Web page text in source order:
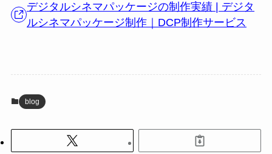
デジタルシネマパッケージの制作実績 | デジタ
ルシネマパッケージ制作｜DCP制作サービス
blog